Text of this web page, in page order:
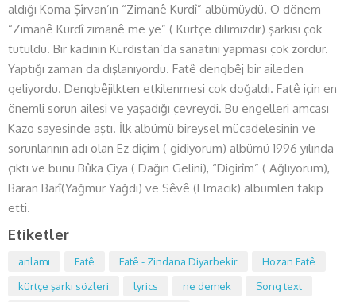
aldığı Koma Şîrvan’ın “Zimanê Kurdî” albümüydü. O dönem
“Zimanê Kurdî zimanê me ye” ( Kürtçe dilimizdir) şarkısı çok
tutuldu. Bir kadının Kürdistan’da sanatını yapması çok zordur.
Yaptığı zaman da dışlanıyordu. Fatê dengbêj bir aileden
geliyordu. Dengbêjilkten etkilenmesi çok doğaldı. Fatê için en
önemli sorun ailesi ve yaşadığı çevreydi. Bu engelleri amcası
Kazo sayesinde aştı. İlk albümü bireysel mücadelesinin ve
sorunlarının adı olan Ez diçim ( gidiyorum) albümü 1996 yılında
çıktı ve bunu Bûka Çiya ( Dağın Gelini), “Digirîm” ( Ağlıyorum),
Baran Barî(Yağmur Yağdı) ve Sêvê (Elmacık) albümleri takip
etti.
Etiketler
anlamı Fatê Fatê - Zindana Diyarbekir
Hozan Fatê
kürtçe şarkı sözleri
lyrics ne demek
Song text